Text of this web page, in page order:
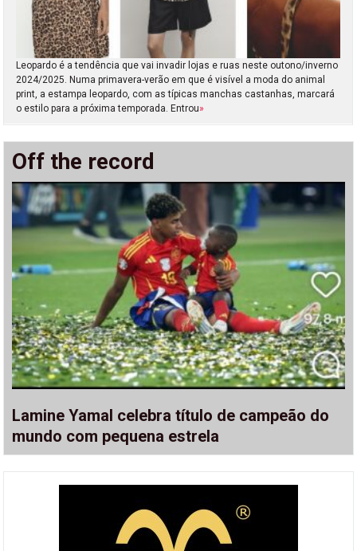
Leopardo é a tendência que vai invadir lojas e ruas neste outono/inverno
2024/2025. Numa primavera-verão em que é visível a moda do animal
print, a estampa leopardo, com as típicas manchas castanhas, marcará
o estilo para a próxima temporada. Entrou»
Off the record
Lamine Yamal celebra título de campeão do
mundo com pequena estrela